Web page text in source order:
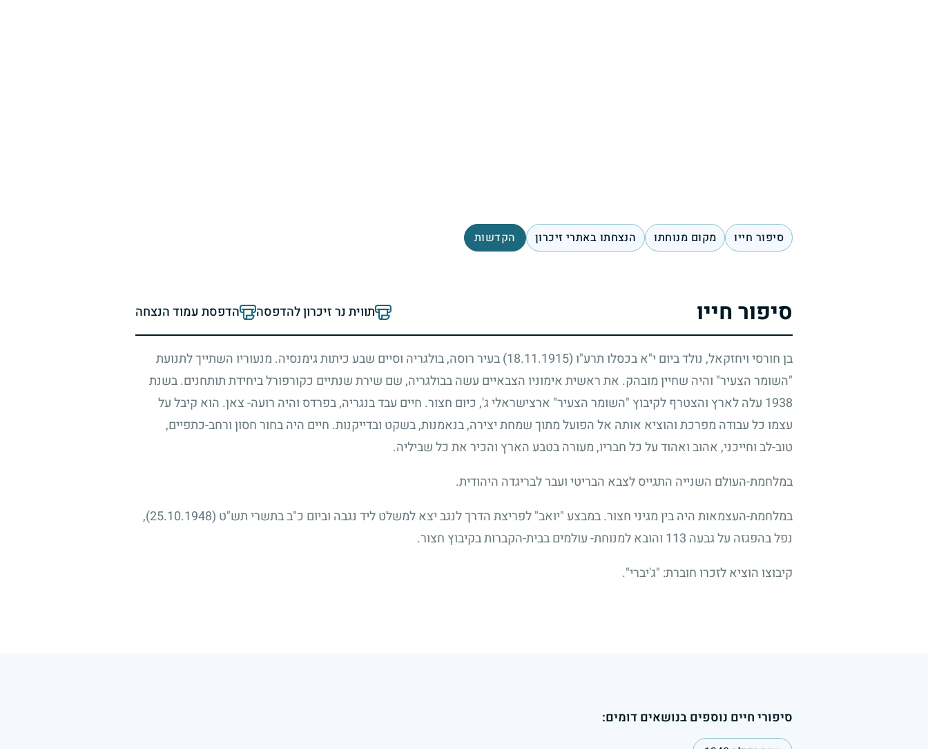
סיפור חייו מקום מנוחתו הנצחתו באתרי זיכרון הקדשות
סיפור חייו תווית נר זיכרון להדפסה הדפסת עמוד הנצחה
בן חורסי ויחזקאל, נולד ביום י"א בכסלו תרע"ו (18.11.1915)
בעיר רוסה, בולגריה וסיים שבע כיתות גימנסיה. מנעוריו השתייך לתנועת
"השומר הצעיר" והיה שחיין מובהק. את ראשית אימוניו הצבאיים עשה בבולגריה, שם שירת שנתיים כקורפורל ביחידת תותחנים. בשנת
1938 עלה לארץ והצטרף לקיבוץ "השומר הצעיר" ארצישראלי ג', כיום חצור. חיים עבד בנגריה, בפרדס והיה רועה- צאן. הוא קיבל על
עצמו כל עבודה מפרכת והוציא אותה אל הפועל מתוך שמחת יצירה, בנאמנות, בשקט ובדייקנות. חיים היה בחור חסון ורחב-כתפיים,
טוב-לב וחייכני, אהוב ואהוד על כל חבריו, מעורה בטבע הארץ והכיר את כל שביליה.
במלחמת-העולם השנייה התגייס לצבא הבריטי ועבר לבריגדה היהודית.
במלחמת-העצמאות היה בין מגיני חצור. במבצע "יואב" לפריצת הדרך לנגב יצא למשלט ליד נגבה וביום כ"ב בתשרי תש"ט (25.10.1948)
,
נפל בהפגזה על גבעה 113 והובא למנוחת- עולמים בבית-הקברות בקיבוץ חצור.
קיבוצו הוציא לזכרו חוברת: "ג'יברי".
סיפורי חיים נוספים בנושאים דומים: